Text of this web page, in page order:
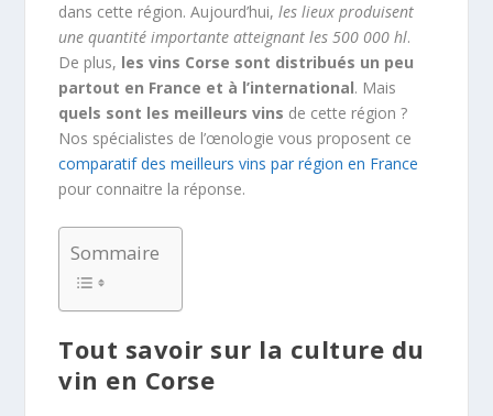
dans cette région. Aujourd’hui,les lieux produisent
une quantité importante atteignant les 500 000 hl.
De plus, les vins Corse sont distribués un peu
partout en France et à l’international. Mais
quels sont les meilleurs vins de cette région ?
Nos spécialistes de l’œnologie vous proposent ce
comparatif des meilleurs vins par région en France
pour connaitre la réponse.
Sommaire
Tout savoir sur la culture du
vin en Corse